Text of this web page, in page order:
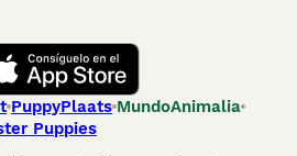
PuppyPlaats MundoAnimalia
Puppies